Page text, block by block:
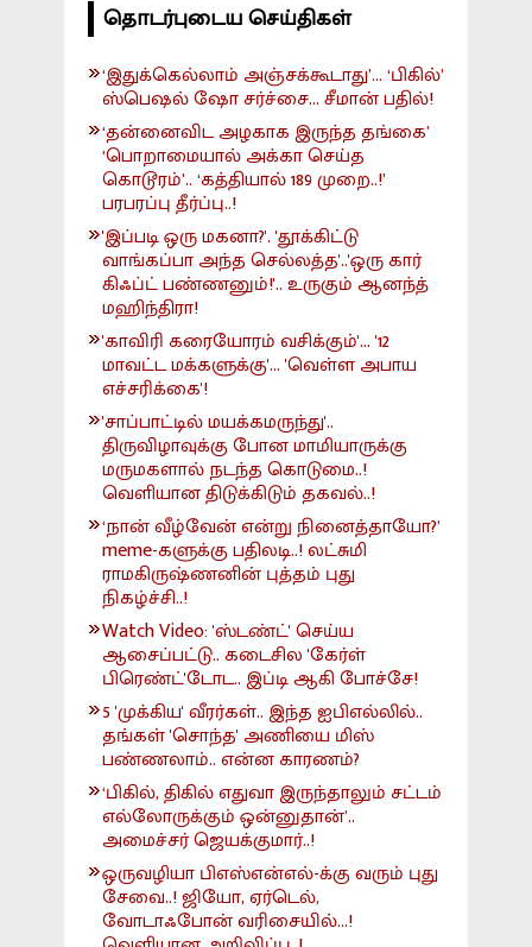
தொடர்புடைய செய்திகள்
‘இதுக்கெல்லாம் அஞ்சக்கூடாது’... ‘பிகில்’
ஸ்பெஷல் ஷோ சர்ச்சை... சீமான் பதில்!
‘தன்னைவிட அழகாக இருந்த தங்கை’
‘பொறாமையால் அக்கா செய்த
கொடூரம்’.. ‘கத்தியால் 189 முறை..!’
பரபரப்பு தீர்ப்பு..!
'இப்படி ஒரு மகனா?'. 'தூக்கிட்டு
வாங்கப்பா அந்த செல்லத்த'..'ஒரு கார்
கிஃப்ட் பண்ணனும்!'.. உருகும் ஆனந்த்
மஹிந்திரா!
'காவிரி கரையோரம் வசிக்கும்'... '12
மாவட்ட மக்களுக்கு'... 'வெள்ள அபாய
எச்சரிக்கை'!
'சாப்பாட்டில் மயக்கமருந்து'..
திருவிழாவுக்கு போன மாமியாருக்கு
மருமகளால் நடந்த கொடுமை..!
வெளியான திடுக்கிடும் தகவல்..!
‘நான் வீழ்வேன் என்று நினைத்தாயோ?’
meme-களுக்கு பதிலடி..! லட்சுமி
ராமகிருஷ்ணனின் புத்தம் புது
நிகழ்ச்சி..!
Watch Video: 'ஸ்டண்ட்' செய்ய
ஆசைப்பட்டு.. கடைசில 'கேர்ள்
பிரெண்ட்'டோட.. இப்டி ஆகி போச்சே!
5 'முக்கிய' வீரர்கள்.. இந்த ஐபிஎல்லில்..
தங்கள் 'சொந்த' அணியை மிஸ்
பண்ணலாம்.. என்ன காரணம்?
‘பிகில், திகில் எதுவா இருந்தாலும் சட்டம்
எல்லோருக்கும் ஒன்னுதான்’..
அமைச்சர் ஜெயக்குமார்..!
ஒருவழியா பிஎஸ்என்எல்-க்கு வரும் புது
சேவை..! ஜியோ, ஏர்டெல்,
வோடாஃபோன் வரிசையில்...!